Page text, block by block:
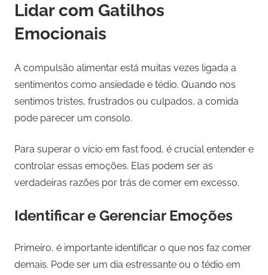
Lidar com Gatilhos
Emocionais
A compulsão alimentar está muitas vezes ligada a
sentimentos como ansiedade e tédio. Quando nos
sentimos tristes, frustrados ou culpados, a comida
pode parecer um consolo.
Para superar o vício em fast food, é crucial entender e
controlar essas emoções. Elas podem ser as
verdadeiras razões por trás de comer em excesso.
Identificar e Gerenciar Emoções
Primeiro, é importante identificar o que nos faz comer
demais. Pode ser um dia estressante ou o tédio em